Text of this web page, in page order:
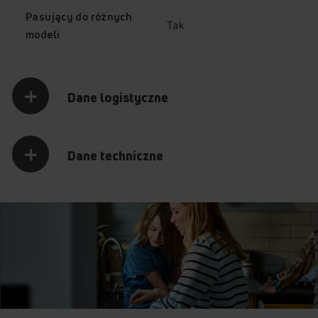
51GG5.33ZM(W)ECO (kod: 53225)
51ME2.35ZPMS(W)ECO (kod: 53226)
51ME4.38ZPMS(W) ECO (kod: 53227)
52GE2.33ZPTA(XXL) ECO (kod: 53230)
52GE2.43ZPTA(W) ECO (kod: 53231)
52GE3.43ZPTA(W) ECO (kod: 53234)
52GE4.33ZP(W)ECO (kod: 53235)
53GE3.33ZP(W) ECO (kod: 53239)
53GE3.33ZPTA(W) ECO (kod: 53240)
53GE3.33ZPTADRA(W) ECO (kod: 53241)
53GE3.43ZPTADNRA(W) ECO (kod: 53242)
53GE3.43ZPTADNRA(XL) ECO (kod: 53243)
53GE3.43ZPTANR(W)ECO (kod: 53244)
53GE3.43ZPTANR(XL)ECO (kod: 53245)
53GG5.43ZPTGN(WL)ECO (kod: 53246)
Pasujący do różnych
modeli
Tak
Dane logistyczne
Dane techniczne